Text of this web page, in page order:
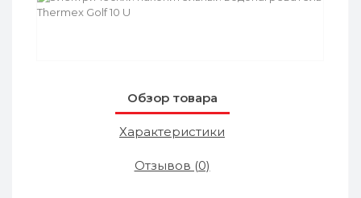
Обзор товара
Характеристики
Отзывов (0)